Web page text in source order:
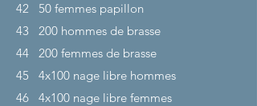
42
50 femmes papillon
43
200 hommes de brasse
44
200 femmes de brasse
45
4x100 nage libre hommes
46
4x100 nage libre femmes